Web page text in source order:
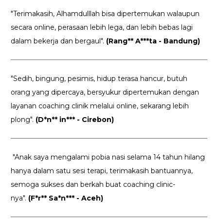
"Terimakasih, Alhamdulllah bisa dipertemukan walaupun
secara online, perasaan lebih lega, dan lebih bebas lagi
dalam bekerja dan bergaul". (Rang** A***ta - Bandung)
"Sedih, bingung, pesimis, hidup terasa hancur, butuh
orang yang dipercaya, bersyukur dipertemukan dengan
layanan coaching clinik melalui online, sekarang lebih
plong". (D*n** in*** - Cirebon)
"Anak saya mengalami pobia nasi selama 14 tahun hilang
hanya dalam satu sesi terapi, terimakasih bantuannya,
semoga sukses dan berkah buat coaching clinic-
nya". (F*r** Sa*n*** - Aceh)